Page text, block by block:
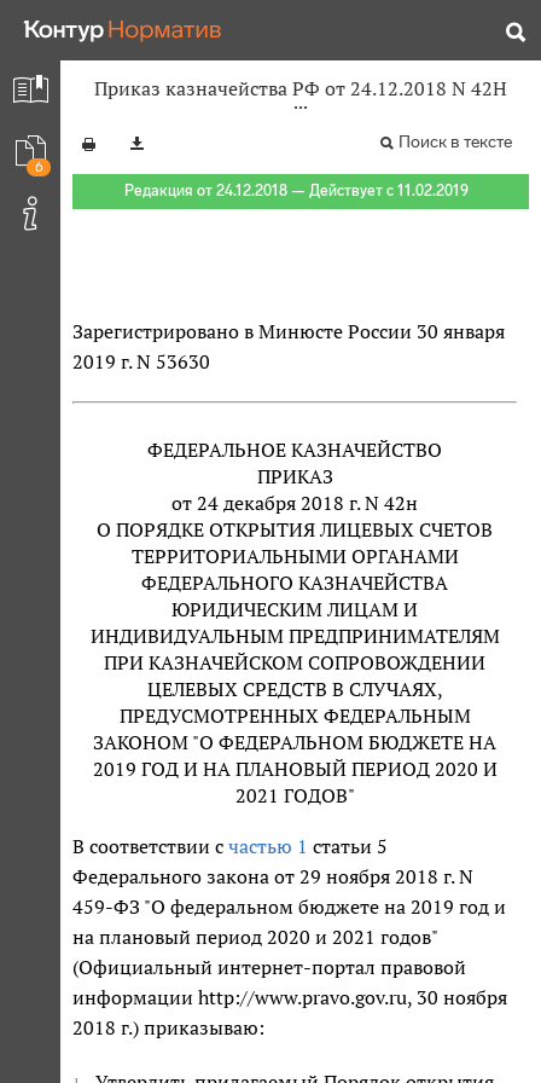
6
Приказ казначейства РФ от 24.12.2018 N 42Н
Поиск в тексте
Редакция от 24.12.2018 — Действует с 11.02.2019
Зарегистрировано в Минюсте России 30 января
2019 г. N 53630
ФЕДЕРАЛЬНОЕ КАЗНАЧЕЙСТВО
ПРИКАЗ
от 24 декабря 2018 г. N 42н
О ПОРЯДКЕ ОТКРЫТИЯ ЛИЦЕВЫХ СЧЕТОВ
ТЕРРИТОРИАЛЬНЫМИ ОРГАНАМИ
ФЕДЕРАЛЬНОГО КАЗНАЧЕЙСТВА
ЮРИДИЧЕСКИМ ЛИЦАМ И
ИНДИВИДУАЛЬНЫМ ПРЕДПРИНИМАТЕЛЯМ
ПРИ КАЗНАЧЕЙСКОМ СОПРОВОЖДЕНИИ
ЦЕЛЕВЫХ СРЕДСТВ В СЛУЧАЯХ,
ПРЕДУСМОТРЕННЫХ ФЕДЕРАЛЬНЫМ
ЗАКОНОМ "О ФЕДЕРАЛЬНОМ БЮДЖЕТЕ НА
2019 ГОД И НА ПЛАНОВЫЙ ПЕРИОД 2020 И
2021 ГОДОВ"
В соответствии с частью 1 статьи 5
Федерального закона от 29 ноября 2018 г. N
459-ФЗ "О федеральном бюджете на 2019 год и
на плановый период 2020 и 2021 годов"
(Официальный интернет-портал правовой
информации http://www.pravo.gov.ru, 30 ноября
2018 г.) приказываю: